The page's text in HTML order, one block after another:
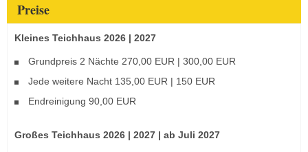
Preise
Kleines Teichhaus 2026 | 2027
Grundpreis 2 Nächte 270,00 EUR | 300,00 EUR
Jede weitere Nacht 135,00 EUR | 150 EUR
Endreinigung 90,00 EUR
Großes Teichhaus 2026 | 2027 | ab Juli 2027